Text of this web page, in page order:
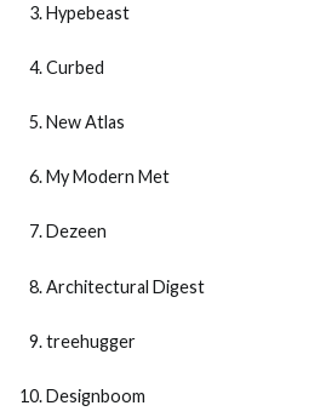
Hypebeast
Curbed
New Atlas
My Modern Met
Dezeen
Architectural Digest
treehugger
Designboom